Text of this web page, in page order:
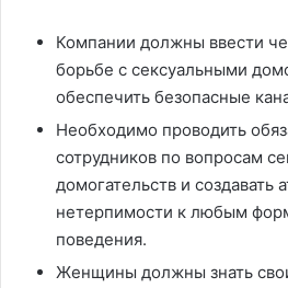
Компании должны ввести
борьбе с сексуальными
обеспечить безопасные
Необходимо проводить
сотрудников по вопросам
домогательств и создавать
нетерпимости к любым
поведения.
Женщины должны знать